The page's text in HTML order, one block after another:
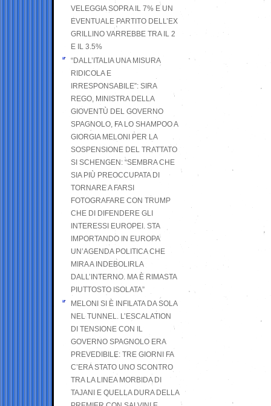
VELEGGIA SOPRA IL 7% E UN
EVENTUALE PARTITO DELL’EX
GRILLINO VARREBBE TRA IL 2
E IL 3.5%
“DALL’ITALIA UNA MISURA
RIDICOLA E
IRRESPONSABILE”: SIRA
REGO, MINISTRA DELLA
GIOVENTÙ DEL GOVERNO
SPAGNOLO, FA LO SHAMPOO A
GIORGIA MELONI PER LA
SOSPENSIONE DEL TRATTATO
SI SCHENGEN: “SEMBRA CHE
SIA PIÙ PREOCCUPATA DI
TORNARE A FARSI
FOTOGRAFARE CON TRUMP
CHE DI DIFENDERE GLI
INTERESSI EUROPEI. STA
IMPORTANDO IN EUROPA
UN’AGENDA POLITICA CHE
MIRA A INDEBOLIRLA
DALL’INTERNO. MA È RIMASTA
PIUTTOSTO ISOLATA”
MELONI SI È INFILATA DA SOLA
NEL TUNNEL. L’ESCALATION
DI TENSIONE CON IL
GOVERNO SPAGNOLO ERA
PREVEDIBILE: TRE GIORNI FA
C’ERA STATO UNO SCONTRO
TRA LA LINEA MORBIDA DI
TAJANI E QUELLA DURA DELLA